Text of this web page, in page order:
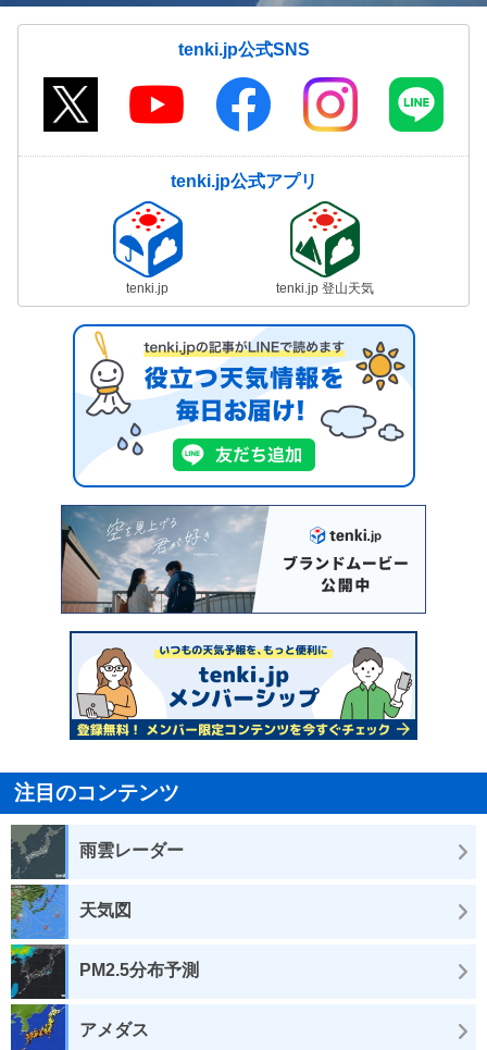
tenki.jp公式SNS
tenki.jp公式アプリ
tenki.jp tenki.jp 登山天気
注目のコンテンツ
雨雲レーダー
天気図
PM2.5分布予測
アメダス